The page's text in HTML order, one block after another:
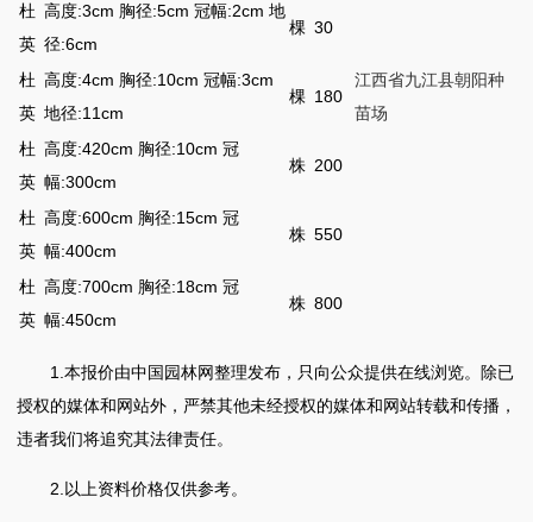
江西省九江县朝阳种
苗场
杜
英
高度:3cm 胸径:5cm 冠幅:2cm 地
径:6cm
棵 30
杜
英
高度:4cm 胸径:10cm 冠幅:3cm
地径:11cm
棵 180
杜
英
高度:420cm 胸径:10cm 冠
幅:300cm
株 200
杜
英
高度:600cm 胸径:15cm 冠
幅:400cm
株 550
杜
英
高度:700cm 胸径:18cm 冠
幅:450cm
株 800
1.本报价由中国园林网整理发布，只向公众提供在线浏览。除已
授权的媒体和网站外，严禁其他未经授权的媒体和网站转载和传播，
违者我们将追究其法律责任。
2.以上资料价格仅供参考。